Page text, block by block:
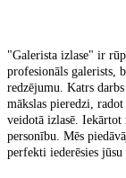
"Galerista izlase" ir
profesionāls galerists,
redzējumu. Katrs
mākslas pieredzi,
veidotā izlasē.
personību. Mēs
perfekti iederēsies